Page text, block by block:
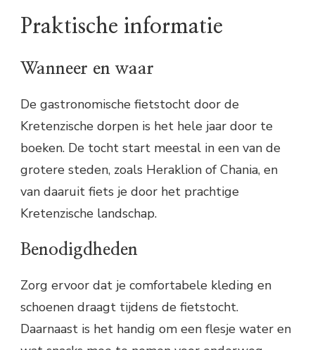
Praktische informatie
Wanneer en waar
De gastronomische fietstocht door de
Kretenzische dorpen is het hele jaar door te
boeken. De tocht start meestal in een van de
grotere steden, zoals Heraklion of Chania, en
van daaruit fiets je door het prachtige
Kretenzische landschap.
Benodigdheden
Zorg ervoor dat je comfortabele kleding en
schoenen draagt tijdens de fietstocht.
Daarnaast is het handig om een flesje water en